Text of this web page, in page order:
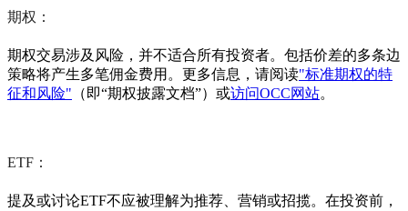
期权：
期权交易涉及风险，并不适合所有投资者。包括价差的多条边
策略将产生多笔佣金费用。更多信息，请阅读"标准期权的特
征和风险" （即“期权披露文档”）或访问OCC网站。
ETF：
提及或讨论ETF不应被理解为推荐、营销或招揽。在投资前，